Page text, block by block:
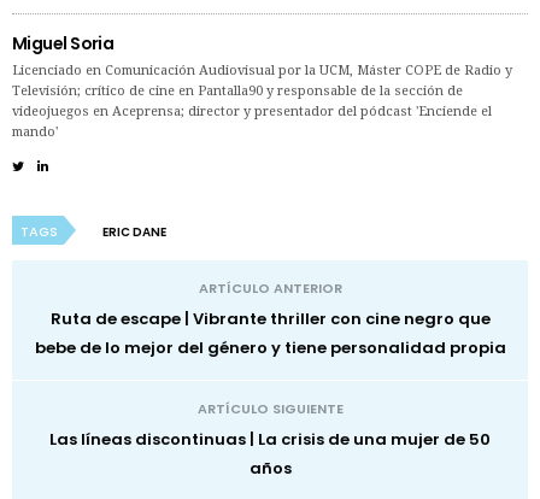
Miguel Soria
Licenciado en Comunicación Audiovisual por la UCM, Máster COPE de Radio y
Televisión; crítico de cine en Pantalla90 y responsable de la sección de
videojuegos en Aceprensa; director y presentador del pódcast 'Enciende el
mando'
TAGS ERIC DANE
ARTÍCULO ANTERIOR
Ruta de escape | Vibrante thriller con cine negro que
bebe de lo mejor del género y tiene personalidad propia
ARTÍCULO SIGUIENTE
Las líneas discontinuas | La crisis de una mujer de 50
años